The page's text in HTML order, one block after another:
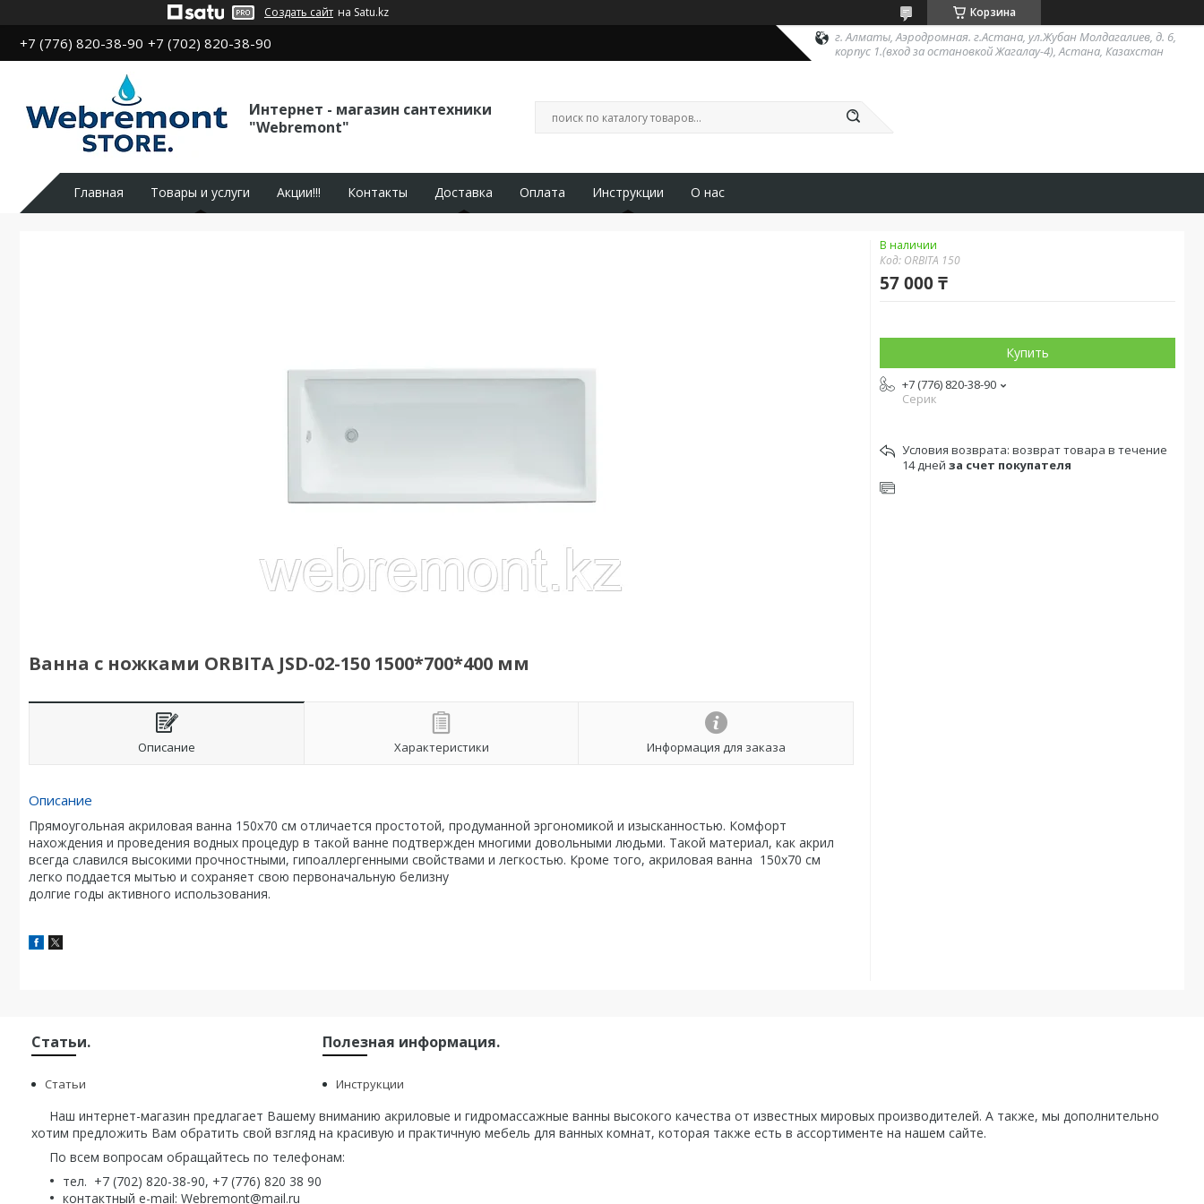
Создать сайт на Satu.kz Корзина
+7 (776) 820-38-90 +7 (702) 820-38-90
г. Алматы, Аэродромная. г.Астана, ул.Жубан Молдагалиев, д. 6,
корпус 1.(вход за остановкой Жагалау-4), Астана, Казахстан
Интернет - магазин сантехники
"Webremont"
Главная Товары и услуги Акции!!! Контакты Доставка Оплата Инструкции О нас
Ванна с ножками ORBITA JSD-02-150 1500*700*400 мм
Описание Характеристики Информация для заказа
Описание
Прямоугольная акриловая ванна 150х70 см отличается простотой, продуманной эргономикой и изысканностью. Комфорт
нахождения и проведения водных процедур в такой ванне подтвержден многими довольными людьми. Такой материал, как акрил
всегда славился высокими прочностными, гипоаллергенными свойствами и легкостью. Кроме того, акриловая ванна 150х70 см
легко поддается мытью и сохраняет свою первоначальную белизну
долгие годы активного использования.
В наличии
Код: ORBITA 150
57 000 ₸
Купить
+7 (776) 820-38-90
Серик
возврат товара в течение
14 дней за счет покупателя
Статьи.
Статьи
Полезная информация.
Инструкции
Наш интернет-магазин предлагает Вашему вниманию акриловые и гидромассажные ванны высокого качества от известных мировых производителей. А также, мы дополнительно
хотим предложить Вам обратить свой взгляд на красивую и практичную мебель для ванных комнат, которая также есть в ассортименте на нашем сайте.
По всем вопросам обращайтесь по телефонам:
тел. +7 (702) 820-38-90, +7 (776) 820 38 90
контактный e-mail: Webremont@mail.ru